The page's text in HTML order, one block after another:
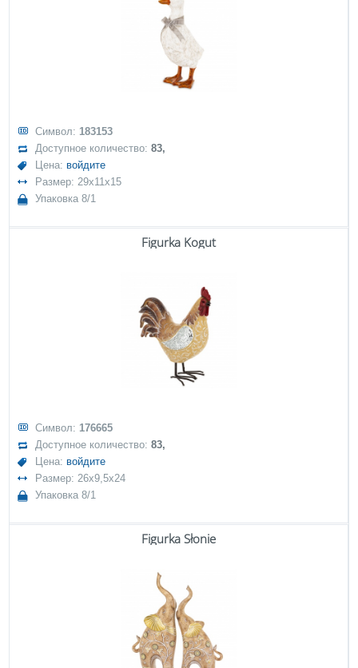
Символ: 183153
Доступное количество:83,
Цена: войдите
Размер: 29x11x15
Упаковка 8/1
Figurka Kogut
Символ: 176665
Доступное количество:83,
Цена: войдите
Размер: 26x9,5x24
Упаковка 8/1
Figurka Słonie